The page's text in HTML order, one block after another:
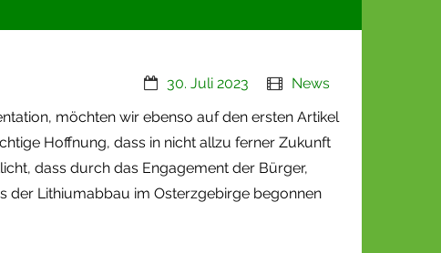
30. Juli 2023
News
möchten wir ebenso auf den ersten Artikel
Hoffnung, dass in nicht allzu ferner Zukunft
dass durch das Engagement der Bürger,
der Lithiumabbau im Osterzgebirge begonnen